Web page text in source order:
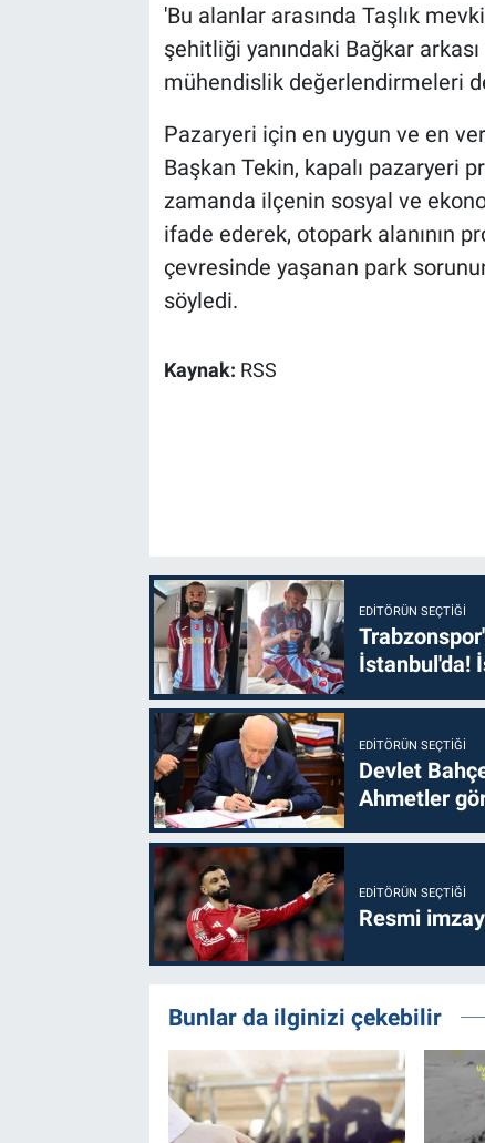
'Bu alanlar arasında Taşlık
şehitliği yanındaki Bağkar
mühendislik değerlendirmeleri
Pazaryeri için en uygun ve en
Başkan Tekin, kapalı pazaryeri
zamanda ilçenin sosyal ve
ifade ederek, otopark alanının
çevresinde yaşanan park
söyledi.
Kaynak: RSS
EDITÖRÜN SEÇTIĞI
İstanbul'da!
EDITÖRÜN SEÇTIĞI
Devlet
Ahmetler
EDITÖRÜN SEÇTIĞI
Resmi
Bunlar da ilginizi çekebilir